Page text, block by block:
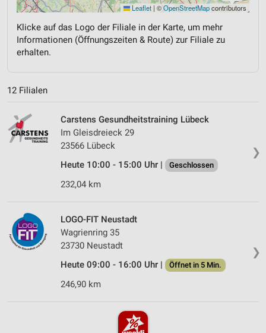
Leaflet | ©OpenStreetMapcontributors
Klicke auf das Logo der Filiale in der Karte, um mehr
Informationen (Öffnungszeiten & Route) zur Filiale zu
erhalten.
12 Filialen
❯
Carstens Gesundheitstraining Lübeck
Im Gleisdreieck 29
23566 Lübeck
Heute 10:00 - 15:00 Uhr |
Geschlossen
232,04 km
❯
LOGO-FIT Neustadt
Wagrienring 35
23730 Neustadt
Heute 09:00 - 16:00 Uhr |
Öffnet in 5 Min.
246,90 km